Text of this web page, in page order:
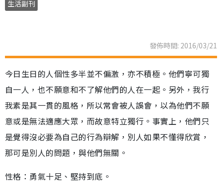
生活副刊
發佈時間: 2016/03/21
今日生日的人個性多半並不偏激，亦不積極。他們寧可獨
自一人，也不願意和不了解他們的人在一起。另外，我行
我素是其一貫的風格，所以常會被人誤會，以為他們不願
意或是無法適應大眾，而故意特立獨行。事實上，他們只
是覺得沒必要為自己的行為辯解，別人如果不懂得欣賞，
那可是別人的問題，與他們無關。
性格：勇氣十足、堅持到底。